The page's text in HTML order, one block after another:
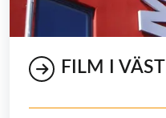
FILM I VÄST